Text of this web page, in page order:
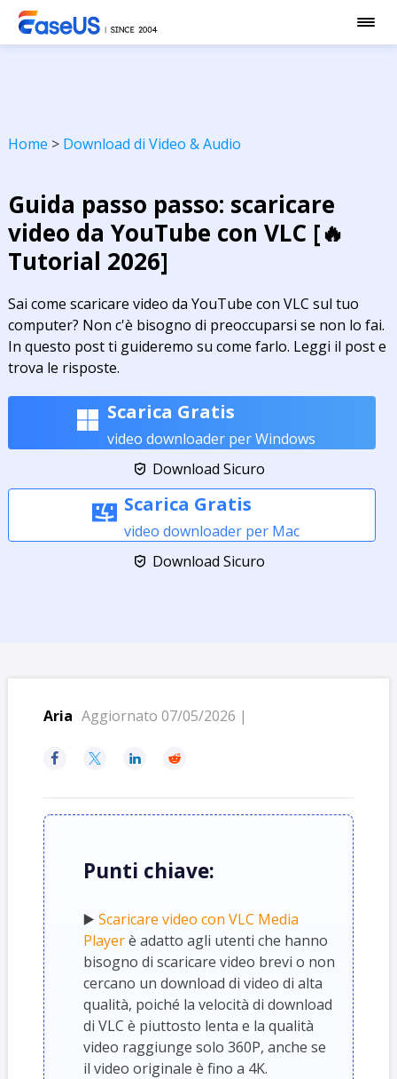
Home > Download di Video & Audio
Guida passo passo: scaricare
video da YouTube con VLC [🔥
Tutorial 2026]
Sai come scaricare video da YouTube con VLC sul tuo
computer? Non c'è bisogno di preoccuparsi se non lo fai.
In questo post ti guideremo su come farlo. Leggi il post e
trova le risposte.
Scarica Gratis
video downloader per Windows
 Download Sicuro
Scarica Gratis
video downloader per Mac
 Download Sicuro
Aria Aggiornato 07/05/2026 |
   
Punti chiave:
▶️ Scaricare video con VLC Media
Playerè adatto agli utenti che hanno
bisogno di scaricare video brevi o non
cercano un download di video di alta
qualità, poiché la velocità di download
di VLC è piuttosto lenta e la qualità
video raggiunge solo 360P, anche se
il video originale è fino a 4K.